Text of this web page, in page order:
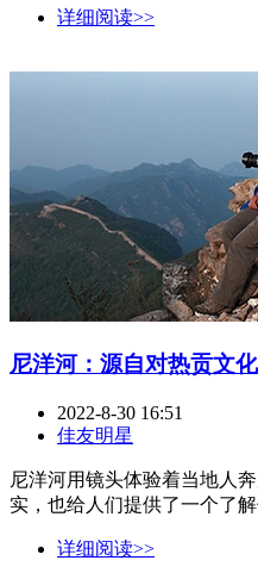
详细阅读>>
尼洋河：源自对热贡文
2022-8-30 16:51
佳友明星
尼洋河用镜头体验着当地人
实，也给人们提供了一个了解
详细阅读>>